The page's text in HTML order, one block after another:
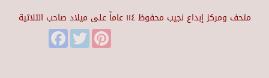
متحف ومركز إبداع نجيب محفوظ ١١٤ عاماً على ميلاد صاحب الثلاثية
FacebookTwitter